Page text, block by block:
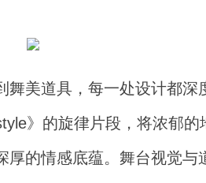
美道具，每一处设计都深
》的旋律片段，将浓郁的
的情感底蕴。舞台视觉与